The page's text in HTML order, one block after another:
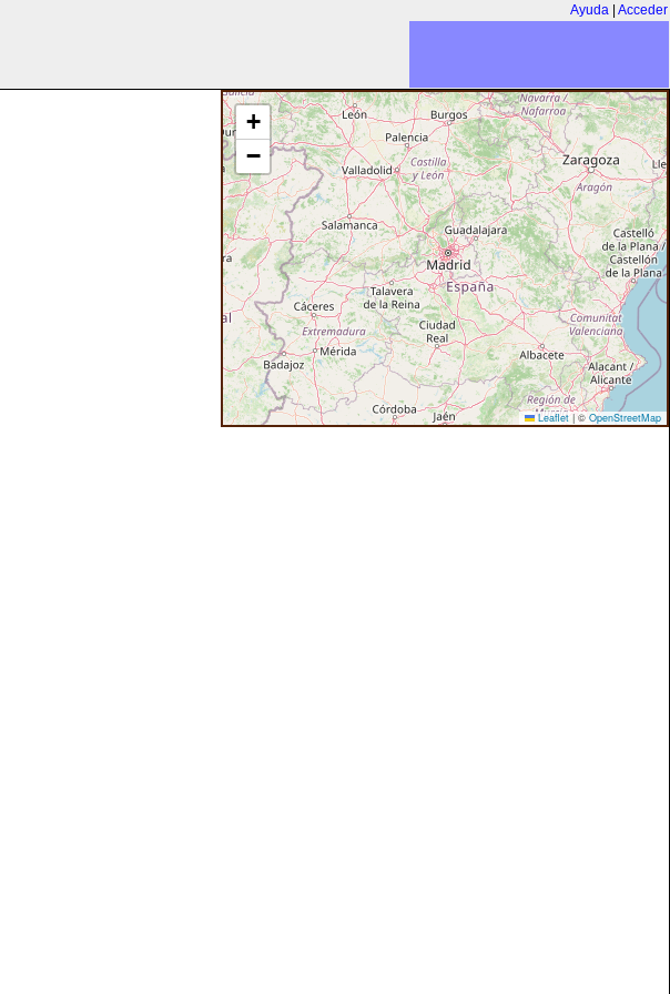
Ayuda Acceder
+
−
Leaflet | © OpenStreetMap